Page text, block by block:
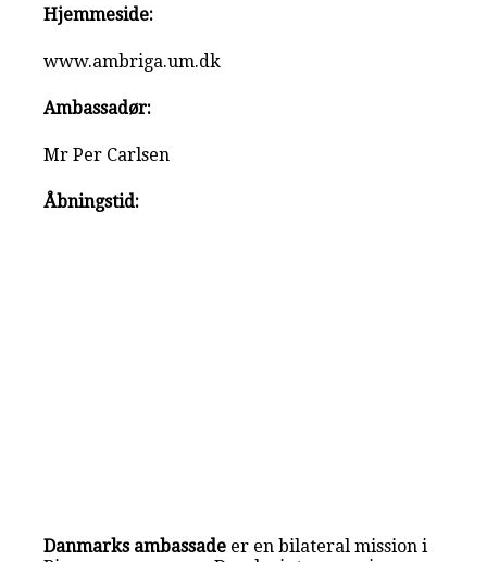
Hjemmeside:
www.ambriga.um.dk
Ambassadør:
Mr Per Carlsen
Åbningstid:
Danmarks ambassade er en bilateral mission i